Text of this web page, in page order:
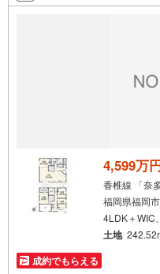
4,599万
香椎線 「奈
福岡県福岡
4LDK＋WIC
土地
成約でもらえる